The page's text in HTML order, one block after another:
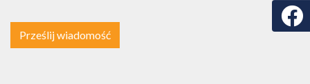
Prześlij wiadomość